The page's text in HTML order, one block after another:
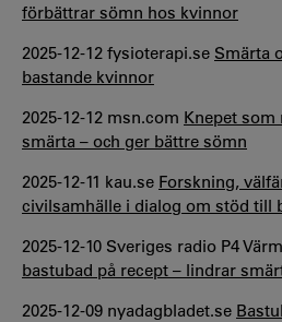
förbättrar sömn hos kvinnor
2025-12-12 fysioterapi.se Smärta
bastande kvinnor
2025-12-12 msn.com Knepet
smärta – och ger bättre sömn
2025-12-11 kau.se Forskning,
civilsamhälle i dialog om stöd till
2025-12-10 Sveriges radio P4
bastubad på recept – lindrar
2025-12-09 nyadagbladet.se